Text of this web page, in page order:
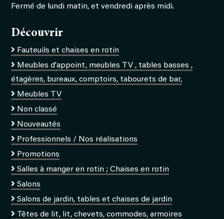
Fermé de lundi matin, et vendredi après midi.
Découvrir
Fauteuils et chaises en rotin
Meubles d'appoint, meubles TV , tables basses ,
étagères, bureaux, comptoirs, tabourets de bar,
Meubles TV
Non classé
Nouveautés
Professionnels / Nos réalisations
Promotions
Salles à manger en rotin ; Chaises en rotin
Salons
Salons de jardin, tables et chaises de jardin
Têtes de lit, lit, chevets, commodes, armoires